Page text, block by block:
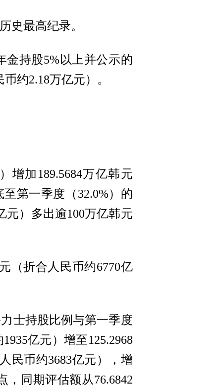
史最高纪录。
金持股5%以上并公示的
约2.18万亿元）。
增加189.5684万亿韩元
第一季度（32.0%）的
元）多出逾100万亿韩元
（折合人民币约6770亿
士持股比例与第一季度
亿元）增至125.2968
民币约3683亿元），增
，同期评估额从76.6842